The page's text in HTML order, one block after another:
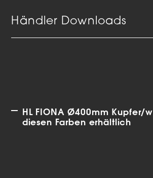
Händler Downloads
HL FIONA Ø400mm Kupfer/
diesen Farben erhältlich